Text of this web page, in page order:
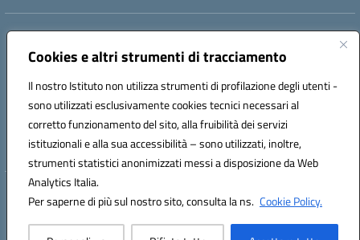
Cookies e altri strumenti di tracciamento
Il nostro Istituto non utilizza strumenti di profilazione degli utenti -
sono utilizzati esclusivamente cookies tecnici necessari al
corretto funzionamento del sito, alla fruibilità dei servizi
istituzionali e alla sua accessibilità – sono utilizzati, inoltre,
strumenti statistici anonimizzati messi a disposizione da Web
Analytics Italia.
Per saperne di più sul nostro sito, consulta la ns. Cookie Policy.
Indirizzo:Via Canale 1, Ancona
Centralino:071 204723 Email:anpc010006@istruzione.it
Codice fiscale: 93020970427
Codice meccanografico:
ANPC010006
Codice unico di fatturazione (CUF): UFBE6V
Hosting & Powered by 3D Solution S.r.l.
Concept & Design by Designers Italia